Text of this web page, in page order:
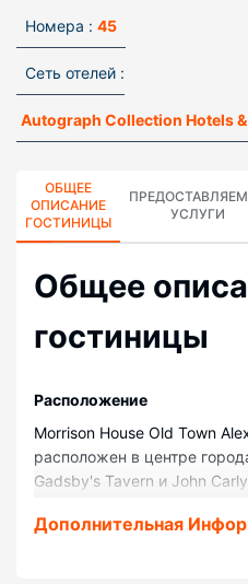
Номера : 45
Сеть отелей :
Autograph Collection Hotels
ОБЩЕЕ
ОПИСАНИЕ
ГОСТИНИЦЫ
УСЛУГИ
Общее
гостиницы
Pасположение
Morrison House Old Town
расположен в центре
Gadsby's Tavern и John
вариант с прекрасным
Дополнительная